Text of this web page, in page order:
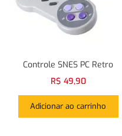
Controle SNES PC Retro
R$ 49,90
Adicionar ao carrinho
Lost password?
Login comFacebook